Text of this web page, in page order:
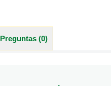
Preguntas (0)